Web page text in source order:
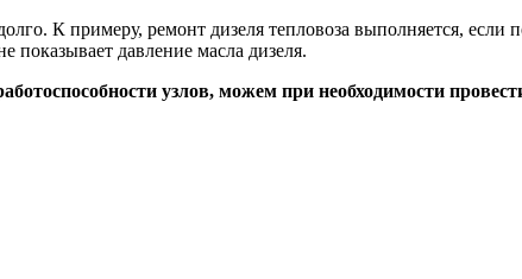
К примеру, ремонт дизеля тепловоза выполняется, если
показывает давление масла дизеля.
узлов, можем при необходимости